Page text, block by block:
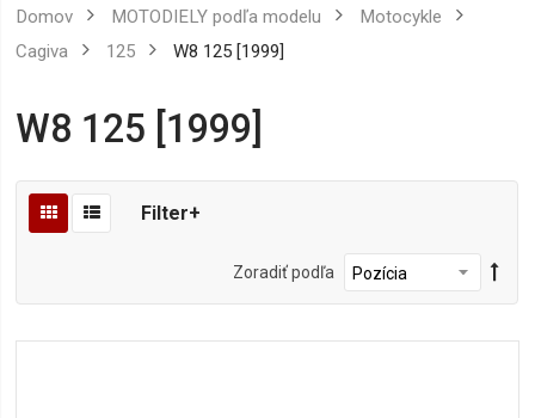
Domov MOTODIELY podľa modelu
Motocykle
Cagiva
125 W8 125 [1999]
W8 125 [1999]
Filter+
Zoradiť podľa